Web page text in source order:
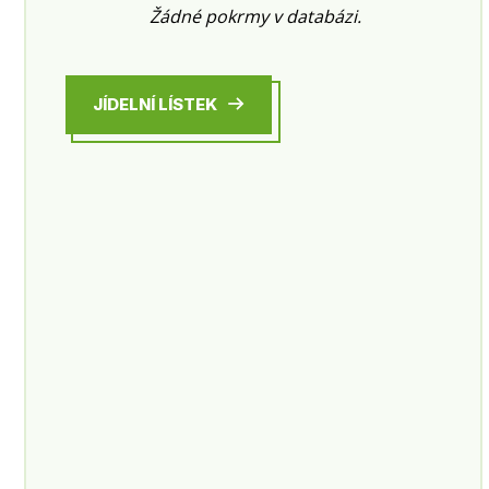
Žádné pokrmy v databázi.
JÍDELNÍ LÍSTEK